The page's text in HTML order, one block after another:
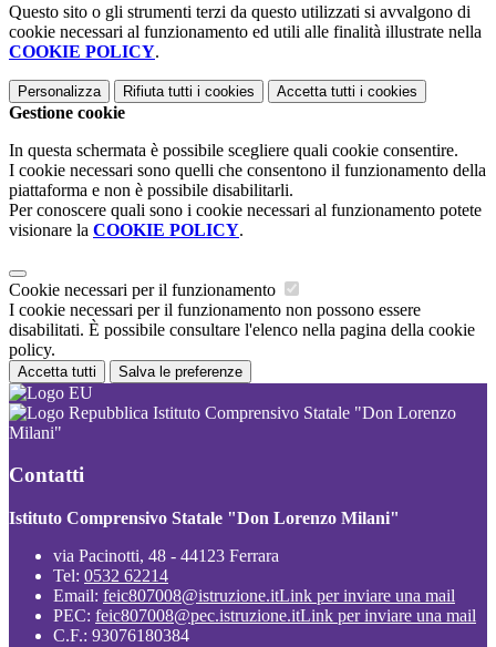
Questo sito o gli strumenti terzi da questo utilizzati si avvalgono di
cookie necessari al funzionamento ed utili alle finalità illustrate nella
COOKIE POLICY.
Personalizza Rifiuta tutti i cookies Accetta tutti i cookies
Gestione cookie
In questa schermata è possibile scegliere quali cookie consentire.
I cookie necessari sono quelli che consentono il funzionamento della
piattaforma e non è possibile disabilitarli.
Per conoscere quali sono i cookie necessari al funzionamento potete
visionare la COOKIE POLICY.
Cookie necessari per il funzionamento
I cookie necessari per il funzionamento non possono essere
disabilitati. È possibile consultare l'elenco nella pagina della cookie
policy.
Accetta tutti Salva le preferenze
Istituto Comprensivo Statale "Don Lorenzo
Milani"
Contatti
Istituto Comprensivo Statale "Don Lorenzo Milani"
via Pacinotti, 48 - 44123 Ferrara
Tel: 0532 62214
Email: feic807008@istruzione.itLink per inviare una mail
PEC: feic807008@pec.istruzione.itLink per inviare una mail
C.F.: 93076180384